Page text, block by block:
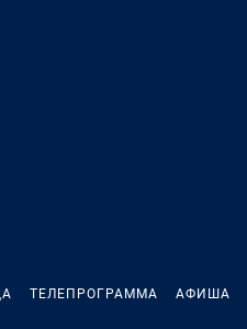
ТЕЛЕПРОГРАММА АФИША